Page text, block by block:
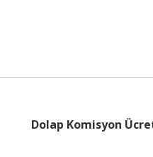
Dolap Komisyon